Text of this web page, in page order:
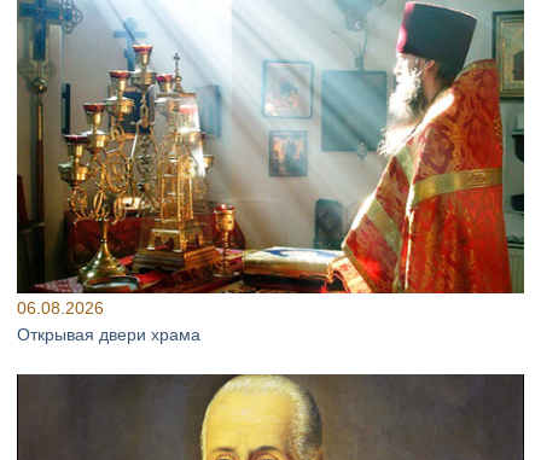
06.08.2026
Открывая двери храма